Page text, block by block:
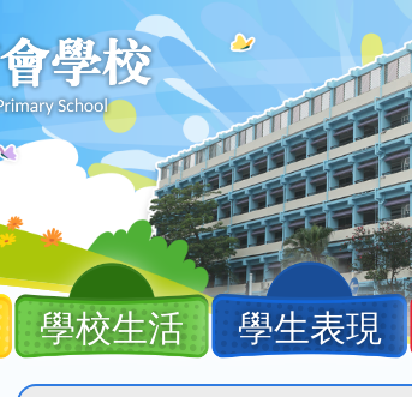
學校生活 學生表現